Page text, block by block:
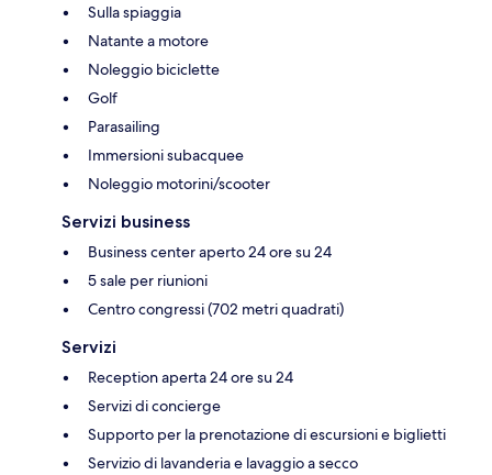
Sulla spiaggia
Natante a motore
Noleggio biciclette
Golf
Parasailing
Immersioni subacquee
Noleggio motorini/scooter
Servizi business
Business center aperto 24 ore su 24
5 sale per riunioni
Centro congressi (702 metri quadrati)
Servizi
Reception aperta 24 ore su 24
Servizi di concierge
Supporto per la prenotazione di escursioni e biglietti
Servizio di lavanderia e lavaggio a secco